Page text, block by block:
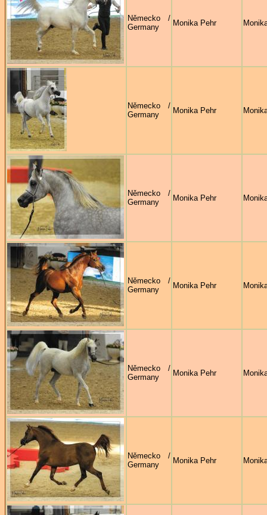
Německo /
Germany
Monika Pehr
Německo /
Germany
Monika Pehr
Německo /
Germany
Monika Pehr
Německo /
Germany
Monika Pehr
Německo /
Germany
Monika Pehr
Německo /
Germany
Monika Pehr